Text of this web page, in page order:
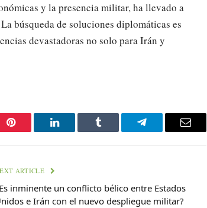
y la presencia militar, ha llevado a
búsqueda de soluciones diplomáticas es
devastadoras no solo para Irán y
Pinterest LinkedIn Tumblr Telegram Email
ARTICLE
inminente un conflicto bélico entre Estados
e Irán con el nuevo despliegue militar?